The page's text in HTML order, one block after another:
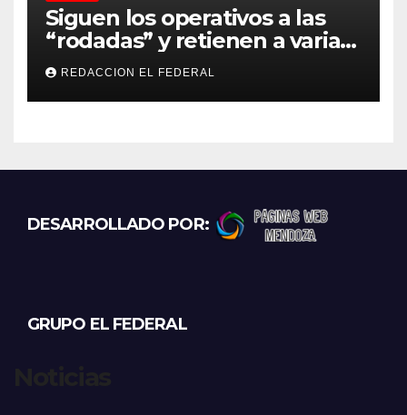
Siguen los operativos a las
“rodadas” y retienen a varias
motocicletas
REDACCION EL FEDERAL
DESARROLLADO POR:
GRUPO EL FEDERAL